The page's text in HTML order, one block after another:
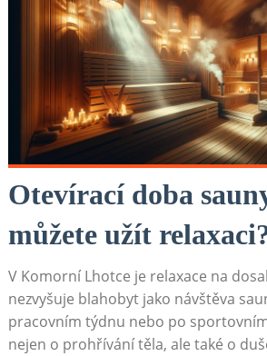
Otevírací doba
můžete užít
V Komorní Lhotce je relaxace na
nezvyšuje blahobyt jako návštěva
pracovním týdnu nebo po
nejen o prohřívání těla, ale také o